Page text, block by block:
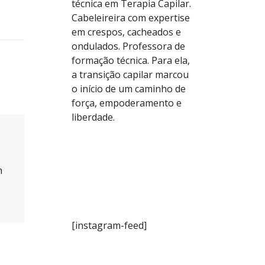
técnica em Terapia Capilar.
Cabeleireira com expertise
em crespos, cacheados e
ondulados. Professora de
formação técnica. Para ela,
a transição capilar marcou
o início de um caminho de
força, empoderamento e
liberdade.
[instagram-feed]